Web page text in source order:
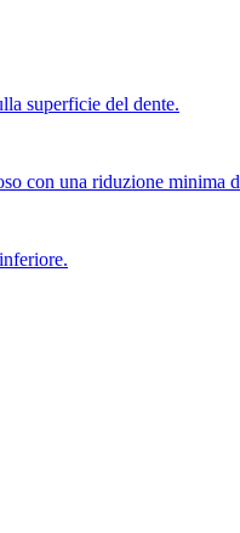
superficie del dente.
con una riduzione minima